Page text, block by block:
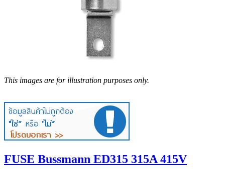
This images are for illustration purposes only.
FUSE Bussmann ED315 315A 415V